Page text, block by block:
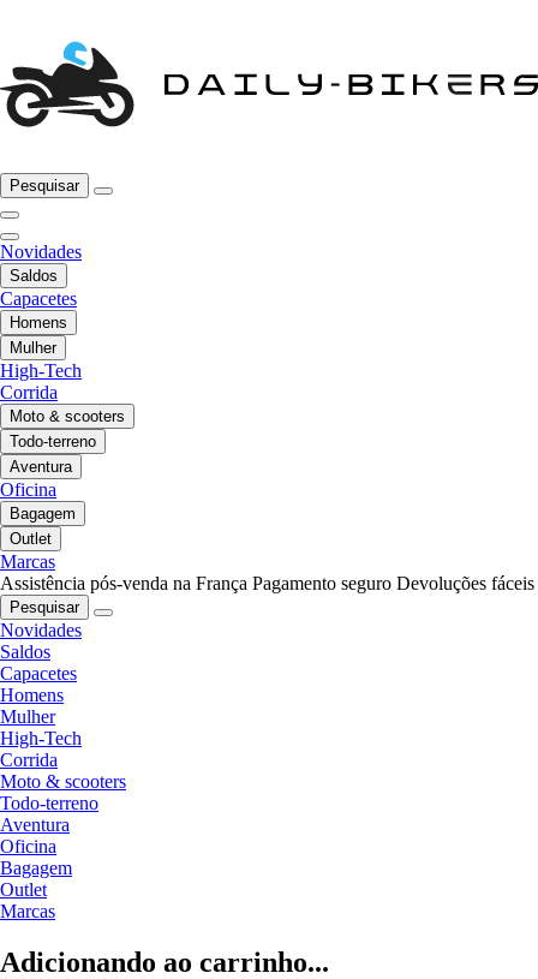
Pesquisar
Novidades
Saldos
Capacetes
Homens
Mulher
High-Tech
Corrida
Moto & scooters
Todo-terreno
Aventura
Oficina
Bagagem
Outlet
Marcas
Assistência pós-venda na França Pagamento seguro Devoluções fáceis
Pesquisar
Novidades
Saldos
Capacetes
Homens
Mulher
High-Tech
Corrida
Moto & scooters
Todo-terreno
Aventura
Oficina
Bagagem
Outlet
Marcas
Adicionando ao carrinho...